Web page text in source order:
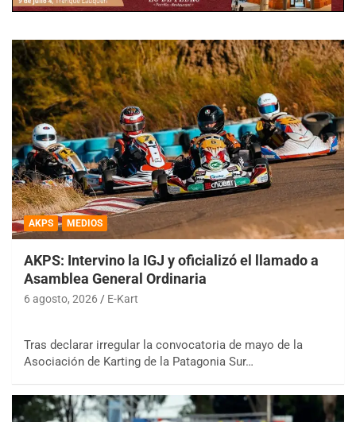
AKPS MEDIOS
AKPS: Intervino la IGJ y oficializó el llamado a
Asamblea General Ordinaria
6 agosto, 2026 E-Kart
Tras declarar irregular la convocatoria de mayo de la
Asociación de Karting de la Patagonia Sur…